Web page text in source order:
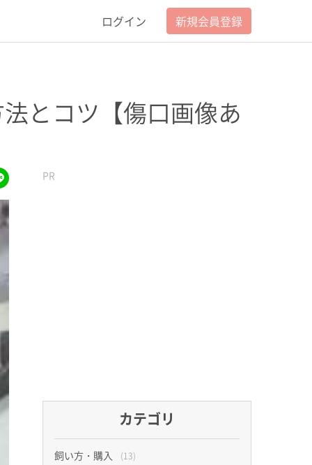
ログイン 新規会員登録
とコツ【傷口画像あ
line PR
カテゴリ
飼い方・購入 (13)